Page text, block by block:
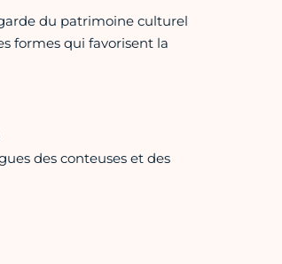
du patrimoine culturel
formes qui favorisent la
des conteuses et des